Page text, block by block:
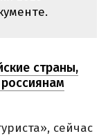
страны,
сейчас